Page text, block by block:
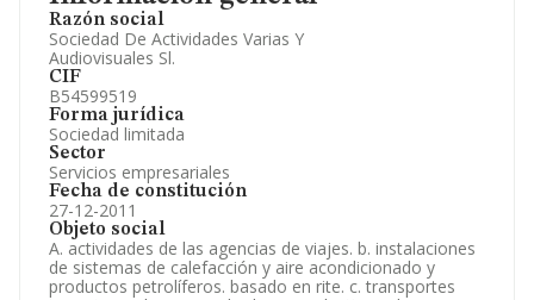
Razón social
Sociedad De Actividades Varias Y
Audiovisuales Sl.
CIF
B54599519
Forma jurídica
Sociedad limitada
Sector
Servicios empresariales
Fecha de constitución
27-12-2011
Objeto social
A. actividades de las agencias de viajes. b. instalaciones
de sistemas de calefacción y aire acondicionado y
productos petrolíferos. basado en rite. c. transportes
Información oficial y registral complementaria.